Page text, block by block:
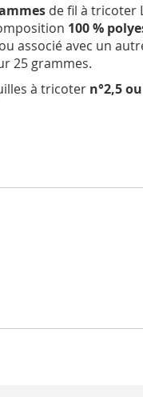
de fil à tricoter
100 %
associé avec un
25 grammes.
à tricoter n°2,5